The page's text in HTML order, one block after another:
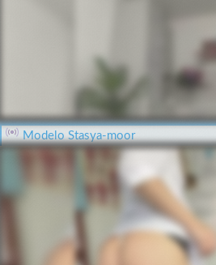
Modelo Stasya-moor